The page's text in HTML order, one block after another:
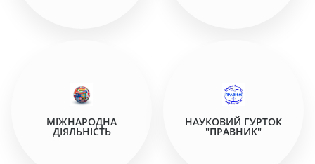
МІЖНАРОДНА
ДІЯЛЬНІСТЬ
НАУКОВИЙ ГУРТОК
"ПРАВНИК"